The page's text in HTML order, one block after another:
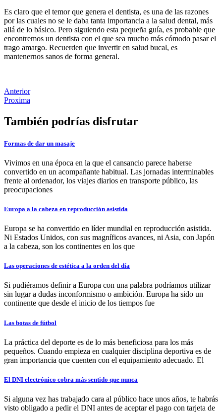
Es claro que el temor que genera el dentista, es una de las razones
por las cuales no se le daba tanta importancia a la salud dental, más
allá de lo básico. Pero siguiendo esta pequeña guía, es probable que
encontremos un dentista con el que sea mucho más cómodo pasar el
trago amargo. Recuerden que invertir en salud bucal, es
mantenernos sanos de forma general.
Anterior
Proxima
También podrías disfrutar
Formas de dar un masaje
Vivimos en una época en la que el cansancio parece haberse
convertido en un acompañante habitual. Las jornadas interminables
frente al ordenador, los viajes diarios en transporte público, las
preocupaciones
Europa a la cabeza en reproducción asistida
Europa se ha convertido en líder mundial en reproducción asistida.
Ni Estados Unidos, con sus magníficos avances, ni Asia, con Japón
a la cabeza, son los continentes en los que
Las operaciones de estética a la orden del día
Si pudiéramos definir a Europa con una palabra podríamos utilizar
sin lugar a dudas inconformismo o ambición. Europa ha sido un
continente que desde el inicio de los tiempos fue
Las botas de fútbol
La práctica del deporte es de lo más beneficiosa para los más
pequeños. Cuando empieza en cualquier disciplina deportiva es de
gran importancia que cuenten con el equipamiento adecuado. El
El DNI electrónico cobra más sentido que nunca
Si alguna vez has trabajado cara al público hace unos años, te habrás
visto obligado a pedir el DNI antes de aceptar el pago con tarjeta de